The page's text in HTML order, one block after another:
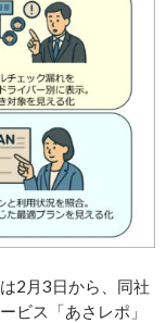
2月3日から、同社
ビス「あさレポ」